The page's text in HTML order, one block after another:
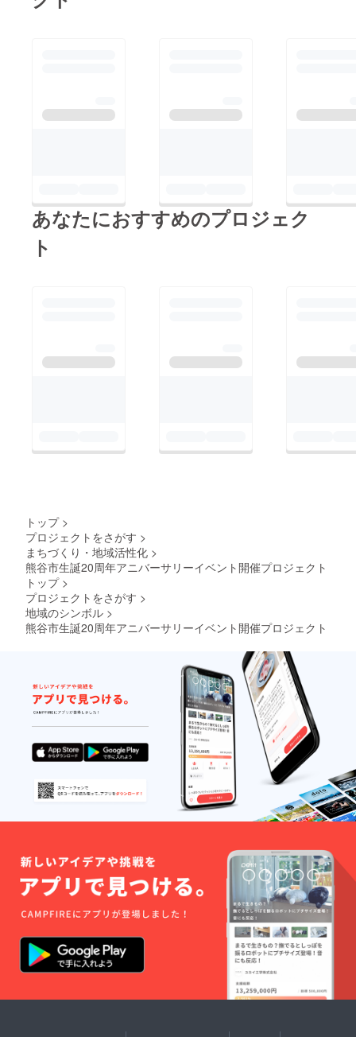
あなたにおすすめのプロジェク
ト
トップ >
プロジェクトをさがす >
まちづくり・地域活性化 >
熊谷市生誕20周年アニバーサリーイベント開催プロジェクト
トップ >
プロジェクトをさがす >
地域のシンボル >
熊谷市生誕20周年アニバーサリーイベント開催プロジェクト